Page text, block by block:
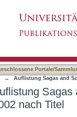
Portale/
→ Auflistung Sagas and
Sagas
nach Titel